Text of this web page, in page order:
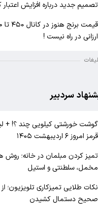
تصمیم جدید درباره افزایش اعتبار
ارزانی در راه نیست !
سردبیر
گوشت خورشتی کیلویی چند ؟!
قرمز امروز ۶ اردیبهشت ۱۴۰۵
تمیز کردن مبلمان در خانه؛ روش
مخمل، سلطنتی و استیل
نکات طلایی تمیزکاری تلویزیون؛
صحیح دستمال کشیدن